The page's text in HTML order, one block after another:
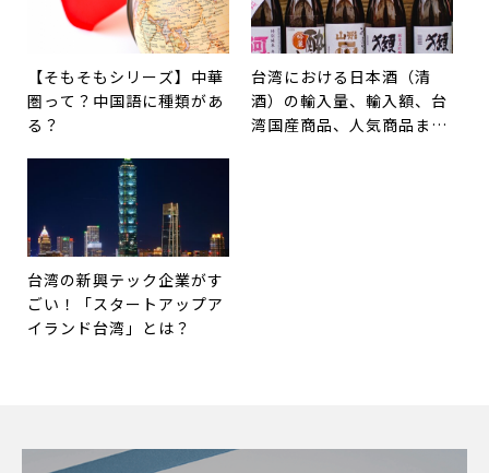
【そもそもシリーズ】中華
圏って？中国語に種類があ
る？
台湾における日本酒（清
酒）の輸入量、輸入額、台
湾国産商品、人気商品まと
台湾の新興テック企業がす
ごい！「スタートアップア
イランド台湾」とは？